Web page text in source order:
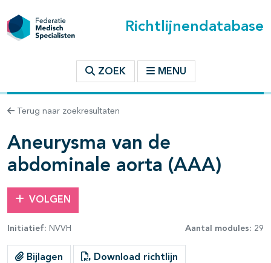
Richtlijnendatabase
ZOEK MENU
Terug naar zoekresultaten
Aneurysma van de
abdominale aorta (AAA)
VOLGEN
Initiatief: NVVH Aantal modules: 29
Bijlagen Download richtlijn
binnen deze richtlijn
open- en dichtklappen